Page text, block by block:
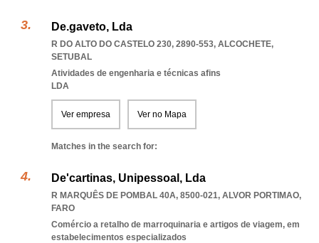
De.gaveto, Lda
R DO ALTO DO CASTELO 230, 2890-553, ALCOCHETE,
SETUBAL
Atividades de engenharia e técnicas afins
LDA
Ver empresa Ver no Mapa
Matches in the search for:
De'cartinas, Unipessoal, Lda
R MARQUÊS DE POMBAL 40A, 8500-021, ALVOR PORTIMAO,
FARO
Comércio a retalho de marroquinaria e artigos de viagem, em
estabelecimentos especializados